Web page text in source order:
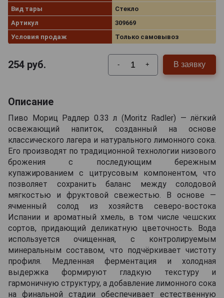
Вид тары
Стекло
Артикул
309669
Условия продаж
Только самовывоз
254 руб. - + В заявку
Описание
Пиво Мориц Радлер 0.33 л (Moritz Radler) — лёгкий
освежающий напиток, созданный на основе
классического лагера и натурального лимонного сока.
Его производят по традиционной технологии низового
брожения с последующим бережным
купажированием с цитрусовым компонентом, что
позволяет сохранить баланс между солодовой
мягкостью и фруктовой свежестью. В основе —
ячменный солод из хозяйств северо-востока
Испании и ароматный хмель, в том числе чешских
сортов, придающий деликатную цветочность. Вода
используется очищенная, с контролируемым
минеральным составом, что подчёркивает чистоту
профиля. Медленная ферментация и холодная
выдержка формируют гладкую текстуру и
гармоничную структуру, а добавление лимонного сока
на финальной стадии обеспечивает естественную